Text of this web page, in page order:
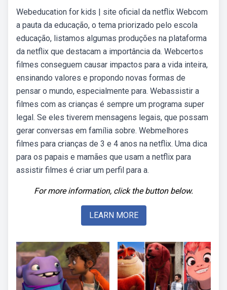
Webeducation for kids | site oficial da netflix Webcom
a pauta da educação, o tema priorizado pelo escola
educação, listamos algumas produções na plataforma
da netflix que destacam a importância da. Webcertos
filmes conseguem causar impactos para a vida inteira,
ensinando valores e propondo novas formas de
pensar o mundo, especialmente para. Webassistir a
filmes com as crianças é sempre um programa super
legal. Se eles tiverem mensagens legais, que possam
gerar conversas em família sobre. Webmelhores
filmes para crianças de 3 e 4 anos na netflix. Uma dica
para os papais e mamães que usam a netflix para
assistir filmes é criar um perfil para a.
For more information, click the button below.
LEARN MORE